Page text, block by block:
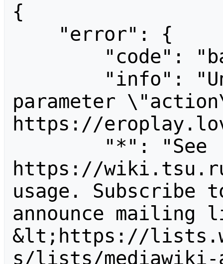
{
parameter
https://
https://
usage. Subscribe
announce
&lt;https://
s/lists/